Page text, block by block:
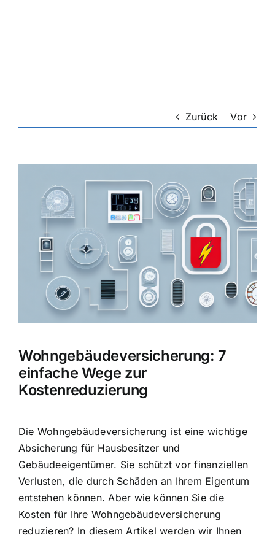
Lebensversicherung
Hundekrankenversicherung
Hausratversicherung
Berufsunfähigkeitsversicherung
Weitere Tarifvergleiche
Hilfe und Kontakt
Zurück Vor
grösseres
Wohngebäudeversicherung: 7
einfache Wege zur
Kostenreduzierung
Die Wohngebäudeversicherung ist eine wichtige
Absicherung für Hausbesitzer und
Gebäudeeigentümer. Sie schützt vor finanziellen
Verlusten, die durch Schäden an Ihrem Eigentum
entstehen können. Aber wie können Sie die
Kosten für Ihre Wohngebäudeversicherung
reduzieren? In diesem Artikel werden wir Ihnen